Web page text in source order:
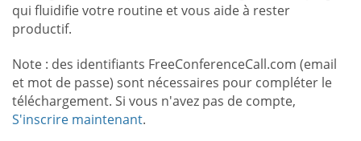
qui fluidifie votre routine et vous aide à rester
productif.
Note : des identifiants FreeConferenceCall.com (email
et mot de passe) sont nécessaires pour compléter le
téléchargement. Si vous n'avez pas de compte,
S'inscrire maintenant.